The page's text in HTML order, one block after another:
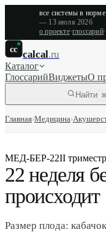
все системы в норме
— 13 июля 2026
о проекте·глоссарий·
cc calcal.ru
Каталог
ГлоссарийВиджетыО
Найти
Главная›Медицина›
МЕД-БЕР-22II триместр
22 неделя
происходит
Размер плода: